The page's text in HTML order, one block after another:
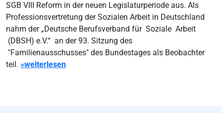
SGB VIII Reform in der neuen Legislaturperiode aus. Als
Professionsvertretung der Sozialen Arbeit in Deutschland
nahm der „Deutsche Berufsverband für Soziale Arbeit
(DBSH) e.V.“ an der 93. Sitzung des
"Familienausschusses" des Bundestages als Beobachter
teil. »weiterlesen